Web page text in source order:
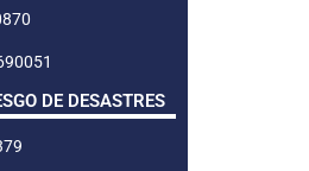
DE DESASTRES